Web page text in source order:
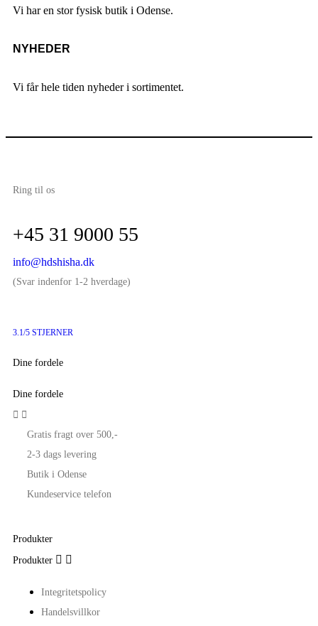
Vi har en stor fysisk butik i Odense.
NYHEDER
Vi får hele tiden nyheder i sortimentet.
Ring til os
+45 31 9000 55
info@hdshisha.dk
(Svar indenfor 1-2 hverdage)
3.1/5 STJERNER
Dine fordele
Dine fordele
 
Gratis fragt over 500,-
2-3 dags levering
Butik i Odense
Kundeservice telefon
Produkter
Produkter  
Integritetspolicy
Handelsvillkor